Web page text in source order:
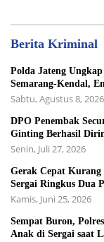
Berita Kriminal
Polda Jateng
Semarang-Kendal,
Sabtu, Agustus 8, 2026
DPO Penembak
Ginting Berhasil
Senin, Juli 27, 2026
Gerak Cepat
Sergai Ringkus Dua
Kamis, Juni 25, 2026
Sempat Buron,
Anak di Sergai saat